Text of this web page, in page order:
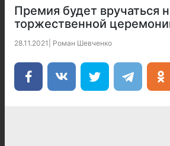
Премия будет вручаться
торжественной
28.11.2021 Роман Шевченко